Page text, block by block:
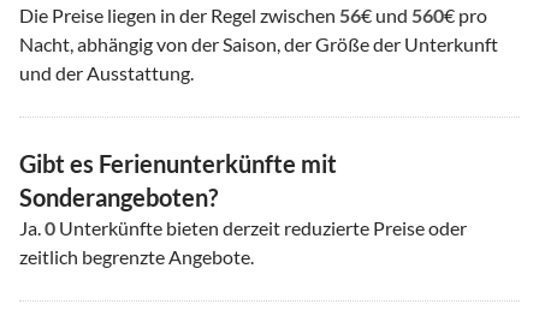
Die Preise liegen in der Regel zwischen 56€ und 560€ pro
Nacht, abhängig von der Saison, der Größe der Unterkunft
und der Ausstattung.
Gibt es Ferienunterkünfte mit
Sonderangeboten?
Ja.0 Unterkünfte bieten derzeit reduzierte Preise oder
zeitlich begrenzte Angebote.